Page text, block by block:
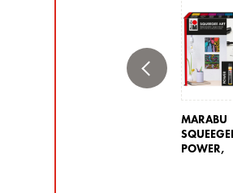
MARABU
POWER,